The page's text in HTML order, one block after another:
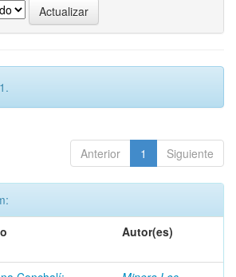
Anterior 1 Siguiente
Autor(es)